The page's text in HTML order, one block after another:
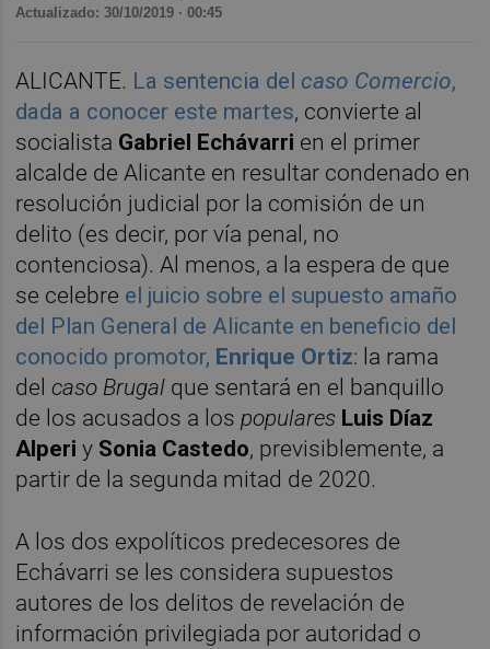
Actualizado: 30/10/2019 · 00:45
ALICANTE. La sentencia del caso Comercio,
dada a conocer este martes, convierte al
socialista Gabriel Echávarri en el primer
alcalde de Alicante en resultar condenado en
resolución judicial por la comisión de un
delito (es decir, por vía penal, no
contenciosa). Al menos, a la espera de que
se celebre el juicio sobre el supuesto amaño
del Plan General de Alicante en beneficio del
conocido promotor, Enrique Ortiz: la rama
delcaso Brugal que sentará en el banquillo
de los acusados a lospopulares Luis Díaz
Alperi y Sonia Castedo, previsiblemente, a
partir de la segunda mitad de 2020.
A los dos expolíticos predecesores de
Echávarri se les considera supuestos
autores de los delitos de revelación de
información privilegiada por autoridad o